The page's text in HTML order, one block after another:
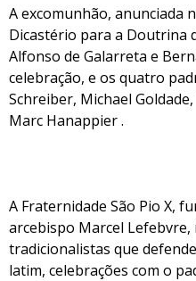
A excomunhão, anunciada
Dicastério para a Doutrina
Alfonso de Galarreta e
celebração, e os quatro
Schreiber, Michael
Marc Hanappier .
A Fraternidade São Pio X,
arcebispo Marcel Lefebvre,
tradicionalistas que
latim, celebrações com o